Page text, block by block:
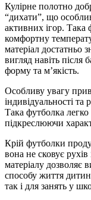
Кулірне полотно
“дихати”, що
активних ігор. Така
комфортну
матеріал достатньо
вигляд навіть після
форму та м’якість.
Особливу увагу
індивідуальності
Така футболка
підкреслюючи
Крій футболки
вона не сковує рухів
матеріалу дозволяє
способу життя
так і для занять у